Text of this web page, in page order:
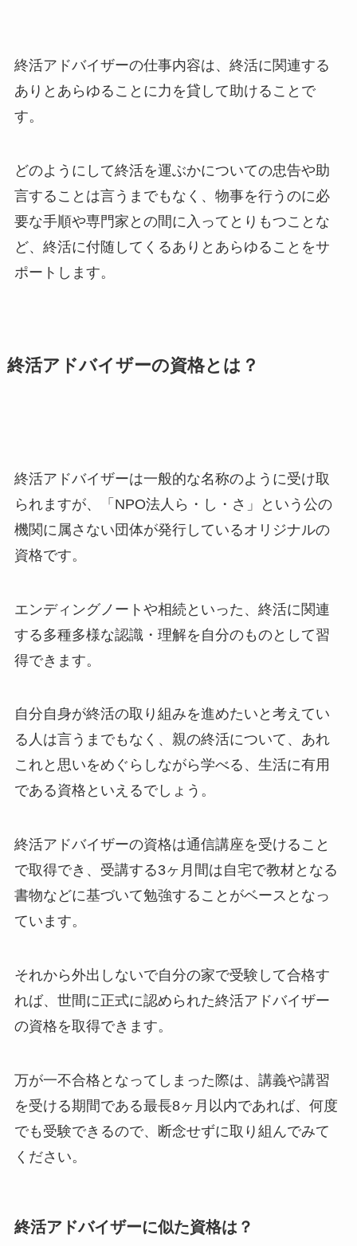
終活アドバイザーの仕事内容は、終活に関連する
ありとあらゆることに力を貸して助けることで
す。
どのようにして終活を運ぶかについての忠告や助
言することは言うまでもなく、物事を行うのに必
要な手順や専門家との間に入ってとりもつことな
ど、終活に付随してくるありとあらゆることをサ
ポートします。
終活アドバイザーの資格とは？
終活アドバイザーは一般的な名称のように受け取
られますが、「NPO法人ら・し・さ」という公の
機関に属さない団体が発行しているオリジナルの
資格です。
エンディングノートや相続といった、終活に関連
する多種多様な認識・理解を自分のものとして習
得できます。
自分自身が終活の取り組みを進めたいと考えてい
る人は言うまでもなく、親の終活について、あれ
これと思いをめぐらしながら学べる、生活に有用
である資格といえるでしょう。
終活アドバイザーの資格は通信講座を受けること
で取得でき、受講する3ヶ月間は自宅で教材となる
書物などに基づいて勉強することがベースとなっ
ています。
それから外出しないで自分の家で受験して合格す
れば、世間に正式に認められた終活アドバイザー
の資格を取得できます。
万が一不合格となってしまった際は、講義や講習
を受ける期間である最長8ヶ月以内であれば、何度
でも受験できるので、断念せずに取り組んでみて
ください。
終活アドバイザーに似た資格は？